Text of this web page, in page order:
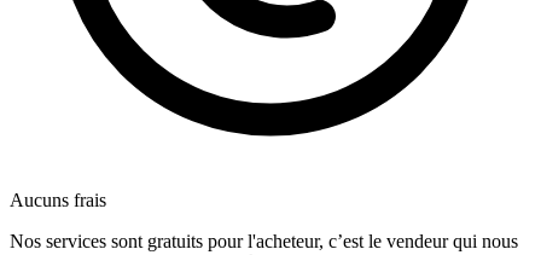
Aucuns frais
Nos services sont gratuits pour l'acheteur, c’est le vendeur qui nous